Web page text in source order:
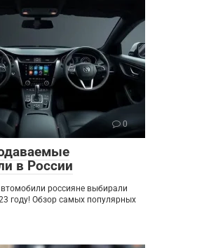
0
в России
россияне выбирали
году! Обзор самых популярных